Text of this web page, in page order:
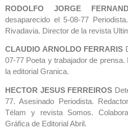
RODOLFO JORGE
desaparecido el 5-08-77
Rivadavia. Director de la revista
CLAUDIO ARNOLDO FERRARIS
07-77 Poeta y trabajador de prensa.
la editorial Granica.
HECTOR JESUS FERREIROS
77. Asesinado Periodista.
Télam y revista Somos.
Gráfica de Editorial Abril.